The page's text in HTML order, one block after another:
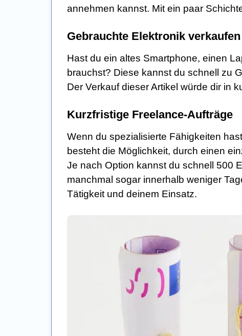
annehmen kannst. Mit ein paar
Gebrauchte Elektronik verkaufen
Hast du ein altes Smartphone, einen
brauchst? Diese kannst du schnell zu
Der Verkauf dieser Artikel würde dir in
Kurzfristige Freelance-Aufträge
Wenn du spezialisierte Fähigkeiten
besteht die Möglichkeit, durch einen
Je nach Option kannst du schnell 500
manchmal sogar innerhalb weniger
Tätigkeit und deinem Einsatz.